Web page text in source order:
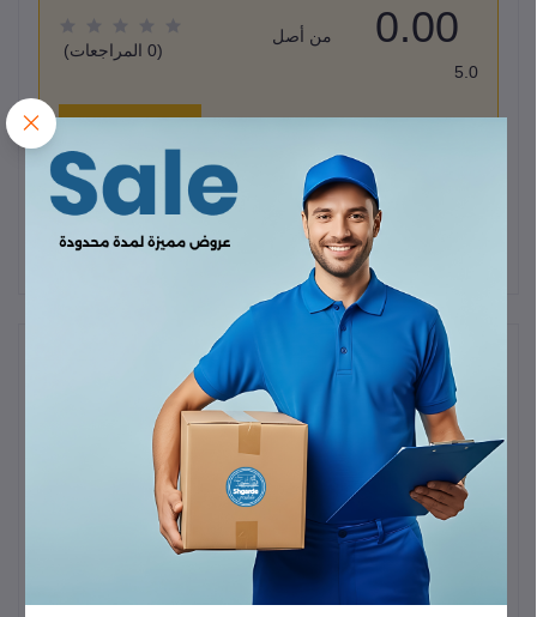
0.00
من أصل
5.0
(0 المراجعات)
لا يوجد هناك مراجعات لهذا المنتج حتى الآن.
وصف
"*شحن سريع 2.4 أمبير
*كابل Lightning
*طول 100 سم
*المادة: بولي كلوريد الفينيل + نايلون + معدن"